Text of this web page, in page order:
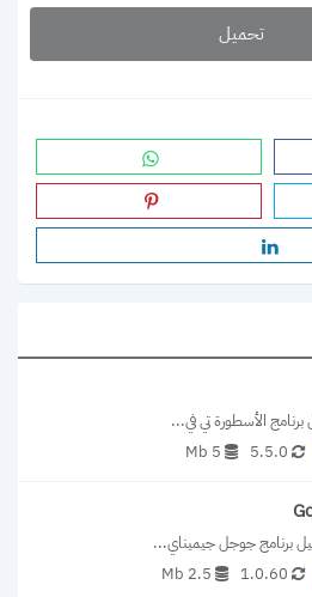
تحميل
الأسطورة تي في...
5.5.0
5 Mb
برنامج جوجل جيميناي...
1.0.60
2.5 Mb